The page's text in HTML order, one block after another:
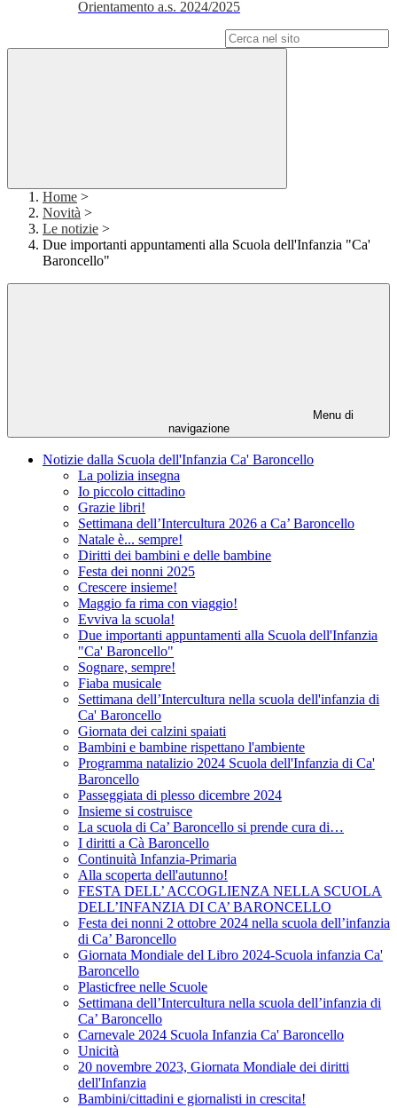
Orientamento a.s. 2024/2025
Home >
Novità >
Le notizie >
Due importanti appuntamenti alla Scuola dell'Infanzia "Ca'
Baroncello"
Menu di
navigazione
Notizie dalla Scuola dell'Infanzia Ca' Baroncello
La polizia insegna
Io piccolo cittadino
Grazie libri!
Settimana dell’Intercultura 2026 a Ca’ Baroncello
Natale è... sempre!
Diritti dei bambini e delle bambine
Festa dei nonni 2025
Crescere insieme!
Maggio fa rima con viaggio!
Evviva la scuola!
Due importanti appuntamenti alla Scuola dell'Infanzia
"Ca' Baroncello"
Sognare, sempre!
Fiaba musicale
Settimana dell’Intercultura nella scuola dell'infanzia di
Ca' Baroncello
Giornata dei calzini spaiati
Bambini e bambine rispettano l'ambiente
Programma natalizio 2024 Scuola dell'Infanzia di Ca'
Baroncello
Passeggiata di plesso dicembre 2024
Insieme si costruisce
La scuola di Ca’ Baroncello si prende cura di…
I diritti a Cà Baroncello
Continuità Infanzia-Primaria
Alla scoperta dell'autunno!
FESTA DELL’ ACCOGLIENZA NELLA SCUOLA
DELL’INFANZIA DI CA’ BARONCELLO
Festa dei nonni 2 ottobre 2024 nella scuola dell’infanzia
di Ca’ Baroncello
Giornata Mondiale del Libro 2024-Scuola infanzia Ca'
Baroncello
Plasticfree nelle Scuole
Settimana dell’Intercultura nella scuola dell’infanzia di
Ca’ Baroncello
Carnevale 2024 Scuola Infanzia Ca' Baroncello
Unicità
20 novembre 2023, Giornata Mondiale dei diritti
dell'Infanzia
Bambini/cittadini e giornalisti in crescita!